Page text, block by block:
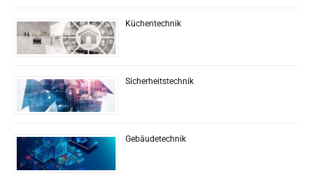
Küchentechnik
Sicherheitstechnik
Gebäudetechnik